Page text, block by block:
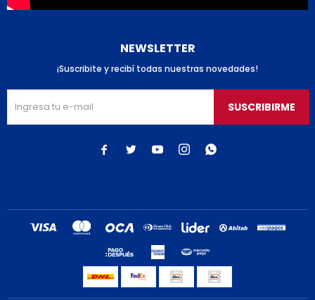
NEWSLETTER
¡Suscribite y recibí todas nuestras novedades!
SUSCRIBIRME
    